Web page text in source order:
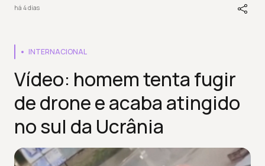
há 4 dias
INTERNACIONAL
Vídeo: homem tenta fugir
de drone e acaba atingido
no sul da Ucrânia